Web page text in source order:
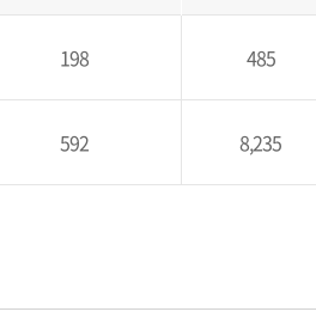
198 485
592 8,235